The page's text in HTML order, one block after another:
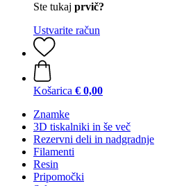
Ste tukaj prvič?
Ustvarite račun
Košarica € 0,00
Znamke
3D tiskalniki in še več
Rezervni deli in nadgradnje
Filamenti
Resin
Pripomočki